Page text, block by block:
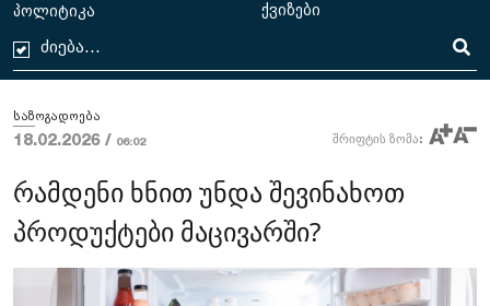
პოლიტიკა ქვიზები
საზოგადოება
18.02.2026 / 06:02 შრიფტის ზომა:
რამდენი ხნით უნდა შევინახოთ
პროდუქტები მაცივარში?